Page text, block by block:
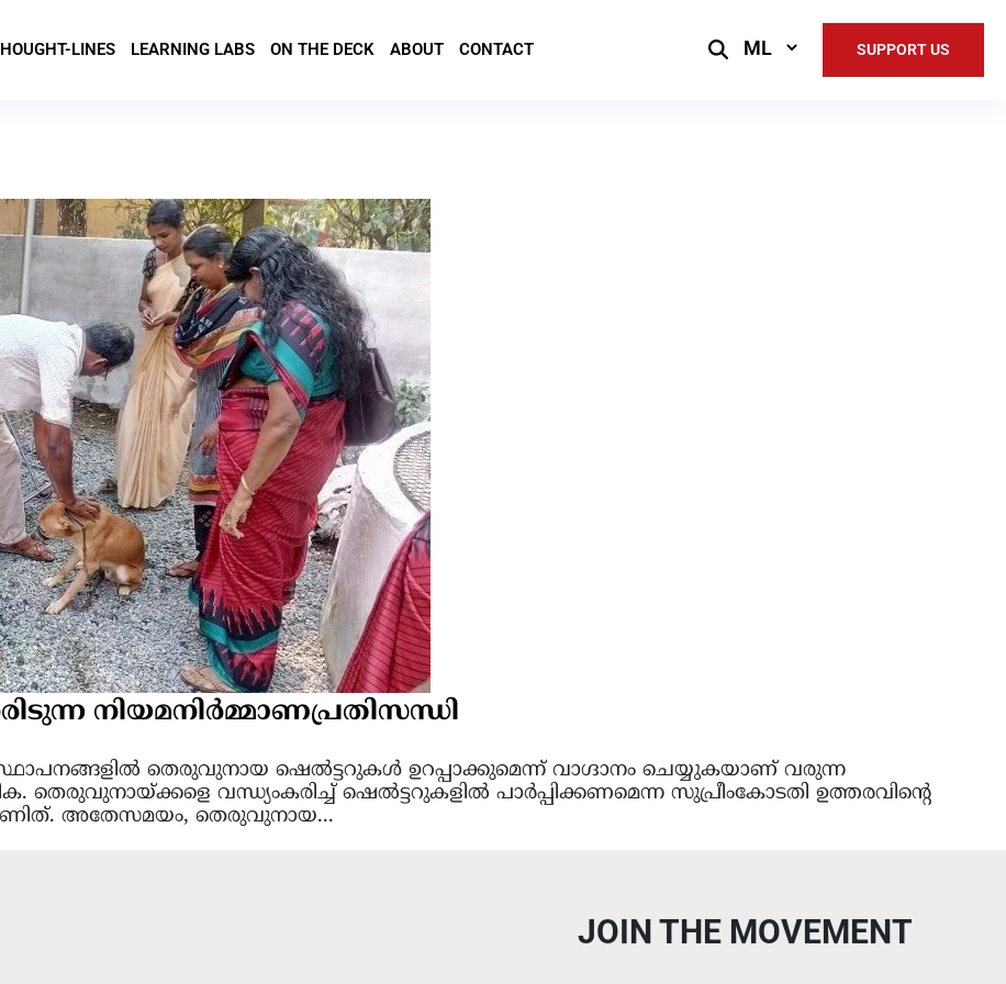
LINES LEARNING LABS ON THE DECK ABOUT CONTACT
Select
SUPPORT US
നിയമനിർമ്മാണപ്രതിസന്ധി
തെരുവുനായ ഷെൽട്ടറുകൾ ഉറപ്പാക്കുമെന്ന് വാഗ്ദാനം ചെയ്യുകയാണ് വരുന്ന
വന്ധ്യംകരിച്ച് ഷെൽട്ടറുകളിൽ പാർപ്പിക്കണമെന്ന സുപ്രീംകോടതി ഉത്തരവിൻ്റെ
അതേസമയം, തെരുവുനായ...
JOIN THE MOVEMENT